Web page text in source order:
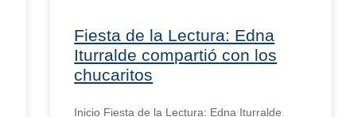
Fiesta de la Lectura: Edna
Iturralde compartió con los
chucaritos
Inicio Fiesta de la Lectura: Edna Iturralde